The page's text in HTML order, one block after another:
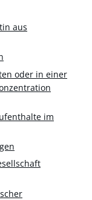
aus
oder in einer
im